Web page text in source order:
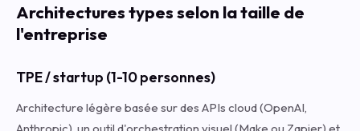
Architectures types selon la taille de
l'entreprise
TPE / startup (1-10 personnes)
Architecture légère basée sur des APIs cloud (OpenAI,